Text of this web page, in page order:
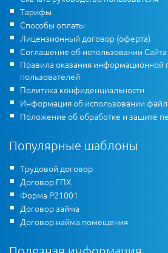
Тарифы
Способы оплаты
Лицензионный договор (оферта)
Соглашение об использовании Сайта
Правила оказания информационной
пользователей
Политика конфиденциальности
Информация об использовании
Положение об обработке и защите
Популярные шаблоны
Трудовой договор
Договор ГПХ
Форма Р21001
Договор займа
Договор найма помещения